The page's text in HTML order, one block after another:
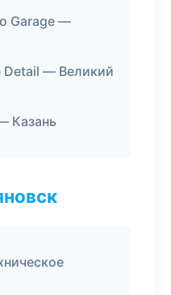
Garage —
Detail — Великий
Казань